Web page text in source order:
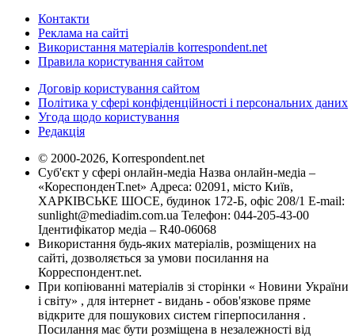
Контакти
Реклама на сайті
Використання матеріалів korrespondent.net
Правила користування сайтом
Договір користування сайтом
Політика у сфері конфіденційності і персональних даних
Угода щодо користування
Редакція
© 2000-2026, Korrespondent.net
Суб'єкт у сфері онлайн-медіа Назва онлайн-медіа –
«КореспонденТ.net» Адреса: 02091, місто Київ,
ХАРКІВСЬКЕ ШОСЕ, будинок 172-Б, офіс 208/1 E-mail:
sunlight@mediadim.com.ua Телефон: 044-205-43-00
Ідентифікатор медіа – R40-06068
Використання будь-яких матеріалів, розміщених на
сайті, дозволяється за умови посилання на
Корреспондент.net.
При копіюванні матеріалів зі сторінки « Новини України
і світу» , для інтернет - видань - обов'язкове пряме
відкрите для пошукових систем гіперпосилання .
Посилання має бути розміщена в незалежності від